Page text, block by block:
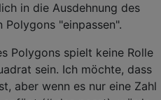
in die Ausdehnung des
Polygons "einpassen".
Polygons spielt keine Rolle
sein. Ich möchte, dass
aber wenn es nur eine Zahl